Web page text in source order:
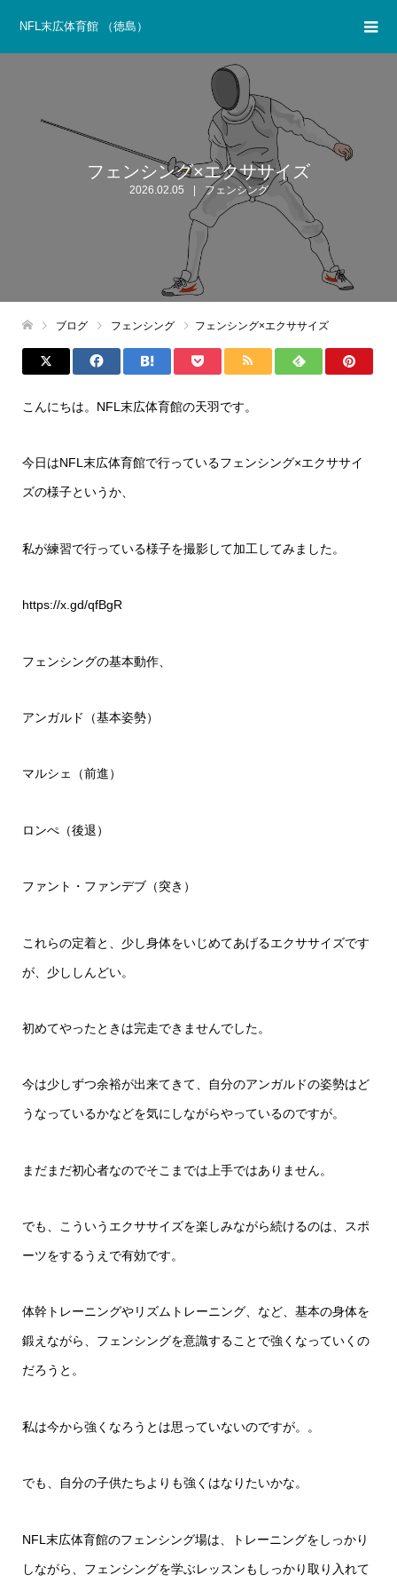
NFL末広体育館 （徳島）
フェンシング×エクササイズ
2026.02.05 フェンシング
ブログ フェンシング フェンシング×エクササイズ
こんにちは。NFL末広体育館の天羽です。
今日はNFL末広体育館で行っているフェンシング×エクササイ
ズの様子というか、
私が練習で行っている様子を撮影して加工してみました。
https://x.gd/qfBgR
フェンシングの基本動作、
アンガルド（基本姿勢）
マルシェ（前進）
ロンぺ（後退）
ファント・ファンデブ（突き）
これらの定着と、少し身体をいじめてあげるエクササイズです
が、少ししんどい。
初めてやったときは完走できませんでした。
今は少しずつ余裕が出来てきて、自分のアンガルドの姿勢はど
うなっているかなどを気にしながらやっているのですが。
まだまだ初心者なのでそこまでは上手ではありません。
でも、こういうエクササイズを楽しみながら続けるのは、スポ
ーツをするうえで有効です。
体幹トレーニングやリズムトレーニング、など、基本の身体を
鍛えながら、フェンシングを意識することで強くなっていくの
だろうと。
私は今から強くなろうとは思っていないのですが。。
でも、自分の子供たちよりも強くはなりたいかな。
NFL末広体育館のフェンシング場は、トレーニングをしっかり
しながら、フェンシングを学ぶレッスンもしっかり取り入れて